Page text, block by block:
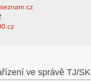
ve správě TJ/SK